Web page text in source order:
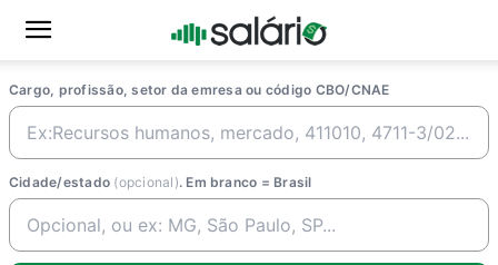
Cargo, profissão, setor da emresa ou código CBO/CNAE
Cidade/estado (opcional). Em branco = Brasil